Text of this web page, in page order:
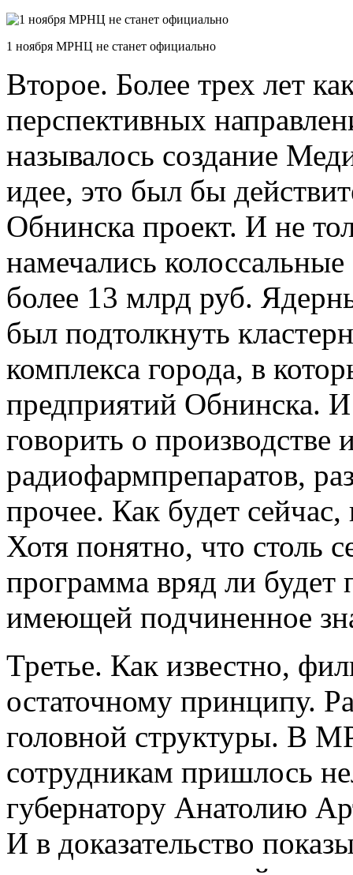
1 ноября МРНЦ не станет официально
Второе. Более трех лет
перспективных
называлось создание
идее, это был бы
Обнинска проект. И не
намечались
более 13 млрд руб.
был подтолкнуть
комплекса города, в
предприятий Обнинска.
говорить о производстве
радиофармпрепаратов,
прочее. Как будет сейчас,
Хотя понятно, что столь
программа вряд ли будет
имеющей подчиненное
Третье. Как известно,
остаточному принципу.
головной структуры. В
сотрудникам пришлось
губернатору Анатолию
И в доказательство